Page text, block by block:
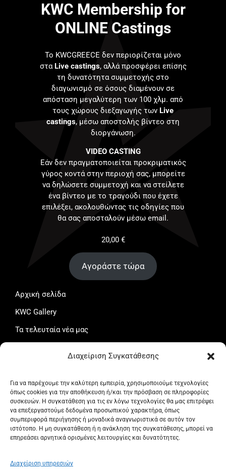
Διαχείριση Συγκατάθεσης
Για να παρέχουμε την καλύτερη εμπειρία, χρησιμοποιούμε τεχνολογίες
όπως cookies για την αποθήκευση ή/και την πρόσβαση σε πληροφορίες
συσκευών. Η συγκατάθεση για τις εν λόγω τεχνολογίες θα μας επιτρέψει
να επεξεργαστούμε δεδομένα προσωπικού χαρακτήρα, όπως
συμπεριφορά περιήγησης ή μοναδικά αναγνωριστικά σε αυτόν τον
ιστότοπο. Η μη συγκατάθεση ή η ανάκληση της συγκατάθεσης, μπορεί να
επηρεάσει αρνητικά ορισμένες λειτουργίες και δυνατότητες.
Διαχείριση υπηρεσιών
KWC Membership for
ONLINE Castings
Το KWCGREECE δεν περιορίζεται μόνο
στα Live castings, αλλά προσφέρει επίσης
τη δυνατότητα συμμετοχής στο
διαγωνισμό σε όσους διαμένουν σε
απόσταση μεγαλύτερη των 100 χλμ. από
τους χώρους διεξαγωγής των Live
castings, μέσω αποστολής βίντεο στη
διοργάνωση.
VIDEO CASTING
Εάν δεν πραγματοποιείται προκριματικός
γύρος κοντά στην περιοχή σας, μπορείτε
να δηλώσετε συμμετοχή και να στείλετε
ένα βίντεο με το τραγούδι που έχετε
επιλέξει, ακολουθώντας τις οδηγίες που
θα σας αποσταλούν μέσω email.
20,00 €
Αγοράστε τώρα
Αρχική σελίδα
KWC Gallery
Τα τελευταία νέα μας
Ο λογαριασμός μου
Όροι και προϋποθέσεις
Πολιτική Απορρήτου
Πολιτική επιστροφών